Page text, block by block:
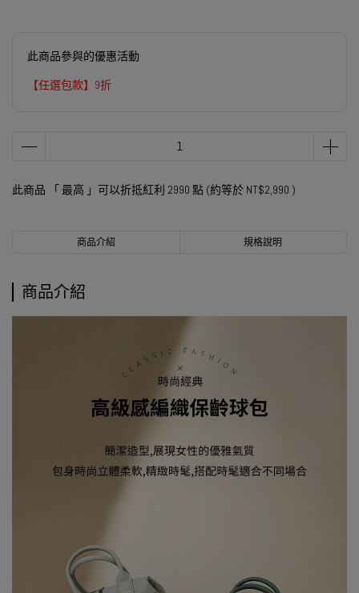
此商品參與的優惠活動
【任選包款】9折
此商品 「 最高 」可以折抵紅利 2990 點 (約等於 NT$2,990 )
商品介紹 規格說明
商品介紹